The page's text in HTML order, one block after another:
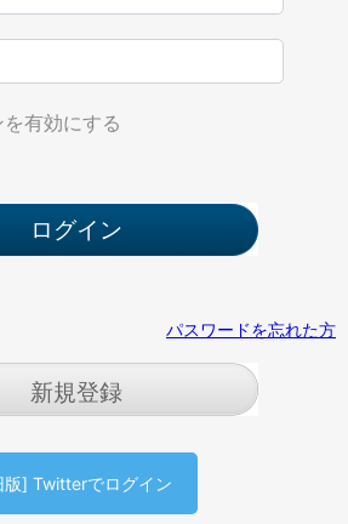
有効にする
パスワードを忘れた方
新規登録
版] Twitterでログイン